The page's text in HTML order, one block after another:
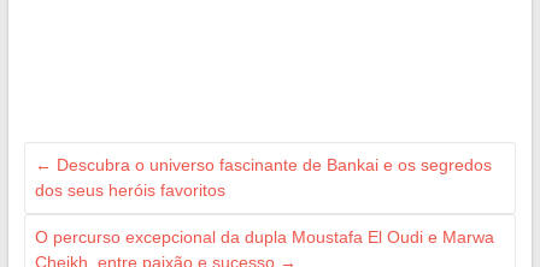
← Descubra o universo fascinante de Bankai e os segredos
dos seus heróis favoritos
O percurso excepcional da dupla Moustafa El Oudi e Marwa
Cheikh, entre paixão e sucesso →